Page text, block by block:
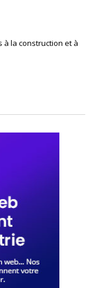
à la construction et à